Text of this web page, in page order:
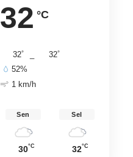
32 °C
32° 32°
52%
1 km/h
Sen
30°C
Sel
32°C